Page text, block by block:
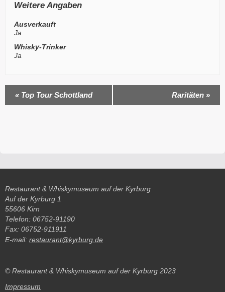
Weitere Angaben
Ausverkauft
Ja
Whisky-Trinker
Ja
Veranstaltung
« Top Tour Schottland Raritäten »
Restaurant & Whiskymuseum auf der Kyrburg
Auf der Kyrburg 1
55606 Kirn
Telefon: 06752-91190
Fax: 06752-911911
E-mail: restaurant@kyrburg.de
© Restaurant & Whiskymuseum auf der Kyrburg 2023
Impressum